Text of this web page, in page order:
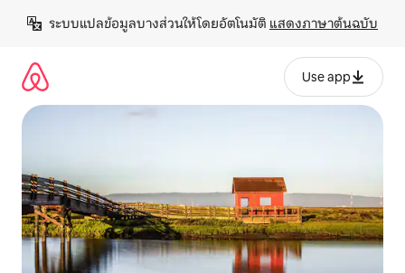
เนื้อหา
ระบบแปลข้อมูลบางส่วนให้โดยอัตโนมัติ แสดงภาษาต้นฉบับ
Use app